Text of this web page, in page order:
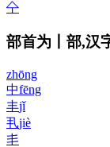
㐃
部首为丨部,汉
zhōng
中fēng
丰jǐ
丮jiè
丯